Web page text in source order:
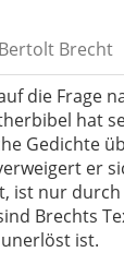
Brecht
die Frage
hat
Gedichte
er
ist nur
Brechts
ist.